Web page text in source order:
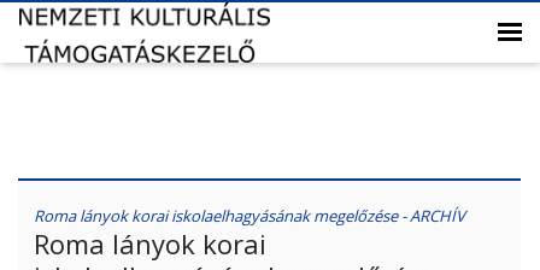
Roma lányok korai iskolaelhagyásának megelőzése - ARCHÍV
Roma lányok korai